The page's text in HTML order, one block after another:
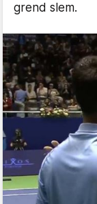
grend slem.